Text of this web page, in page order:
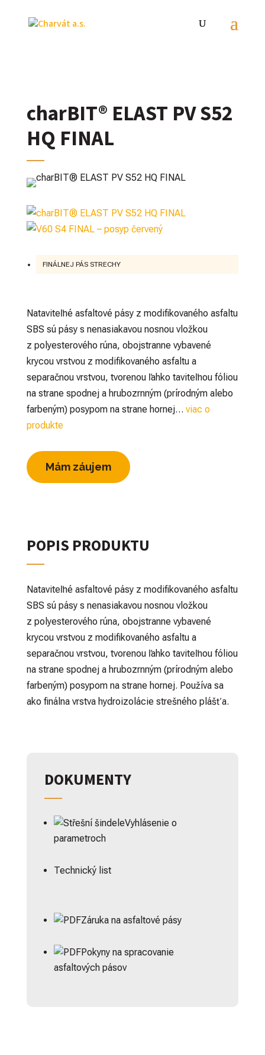
charBIT® ELAST PV S52
HQ FINAL
FINÁLNEJ PÁS STRECHY
Nataviteľné asfaltové pásy z modifikovaného asfaltu
SBS sú pásy s nenasiakavou nosnou vložkou
z polyesterového rúna, obojstranne vybavené
krycou vrstvou z modifikovaného asfaltu a
separačnou vrstvou, tvorenou ľahko taviteľnou fóliou
na strane spodnej a hrubozrnným (prírodným alebo
farbeným) posypom na strane hornej… viac o
produkte
Mám záujem
POPIS PRODUKTU
Nataviteľné asfaltové pásy z modifikovaného asfaltu
SBS sú pásy s nenasiakavou nosnou vložkou
z polyesterového rúna, obojstranne vybavené
krycou vrstvou z modifikovaného asfaltu a
separačnou vrstvou, tvorenou ľahko taviteľnou fóliou
na strane spodnej a hrubozrnným (prírodným alebo
farbeným) posypom na strane hornej. Používa sa
ako finálna vrstva hydroizolácie strešného plášťa.
DOKUMENTY
Vyhlásenie o
parametroch
Technický list
Záruka na asfaltové pásy
Pokyny na spracovanie
asfaltových pásov